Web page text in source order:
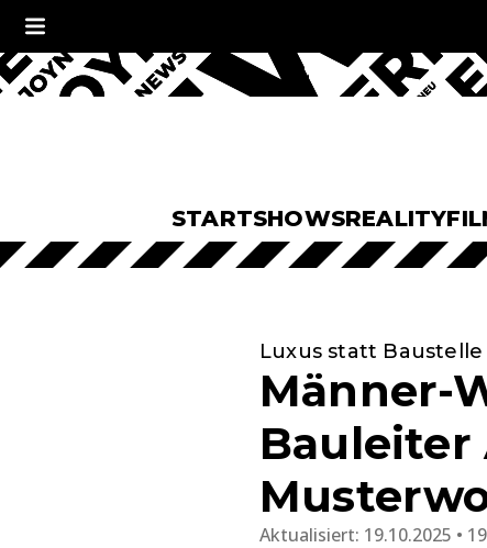
STARTSHOWSREALITY
Luxus statt Baustelle
Männer-
Bauleiter
Aktualisiert: 19.10.2025 •